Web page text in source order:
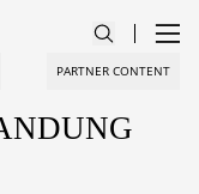
PARTNER CONTENT